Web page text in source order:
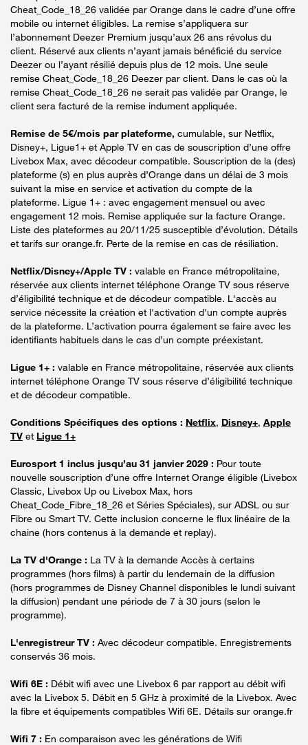
Cheat_Code_18_26 validée par Orange dans le cadre d’une offre
mobile ou internet éligibles. La remise s’appliquera sur
l’abonnement Deezer Premium jusqu’aux 26 ans révolus du
client. Réservé aux clients n’ayant jamais bénéficié du service
Deezer ou l’ayant résilié depuis plus de 12 mois. Une seule
remise Cheat_Code_18_26 Deezer par client. Dans le cas où la
remise Cheat_Code_18_26 ne serait pas validée par Orange, le
client sera facturé de la remise indument appliquée.
Remise de 5€/mois par plateforme, cumulable, sur Netflix,
Disney+, Ligue1+ et Apple TV en cas de souscription d’une offre
Livebox Max, avec décodeur compatible. Souscription de la (des)
plateforme (s) en plus auprès d’Orange dans un délai de 3 mois
suivant la mise en service et activation du compte de la
plateforme. Ligue 1+ : avec engagement mensuel ou avec
engagement 12 mois. Remise appliquée sur la facture Orange.
Liste des plateformes au 20/11/25 susceptible d’évolution. Détails
et tarifs sur orange.fr. Perte de la remise en cas de résiliation.
Netflix/Disney+/Apple TV : valable en France métropolitaine,
réservée aux clients internet téléphone Orange TV sous réserve
d’éligibilité technique et de décodeur compatible. L'accès au
service nécessite la création et l'activation d'un compte auprès
de la plateforme. L’activation pourra également se faire avec les
identifiants habituels dans le cas d’un compte préexistant.
Ligue 1+ : valable en France métropolitaine, réservée aux clients
internet téléphone Orange TV sous réserve d’éligibilité technique
et de décodeur compatible.
Conditions Spécifiques des options : Netflix, Disney+, Apple
TV et Ligue 1+
Eurosport 1 inclus jusqu’au 31 janvier 2029 : Pour toute
nouvelle souscription d’une offre Internet Orange éligible (Livebox
Classic, Livebox Up ou Livebox Max, hors
Cheat_Code_Fibre_18_26 et Séries Spéciales), sur ADSL ou sur
Fibre ou Smart TV. Cette inclusion concerne le flux linéaire de la
chaine (hors contenus à la demande et replay).
La TV d'Orange : La TV à la demande Accès à certains
programmes (hors films) à partir du lendemain de la diffusion
(hors programmes de Disney Channel disponibles le lundi suivant
la diffusion) pendant une période de 7 à 30 jours (selon le
programme).
L'enregistreur TV : Avec décodeur compatible. Enregistrements
conservés 36 mois.
Wifi 6E : Débit wifi avec une Livebox 6 par rapport au débit wifi
avec la Livebox 5. Débit en 5 GHz à proximité de la Livebox. Avec
la fibre et équipements compatibles Wifi 6E. Détails sur orange.fr
Wifi 7 : En comparaison avec les générations de Wifi